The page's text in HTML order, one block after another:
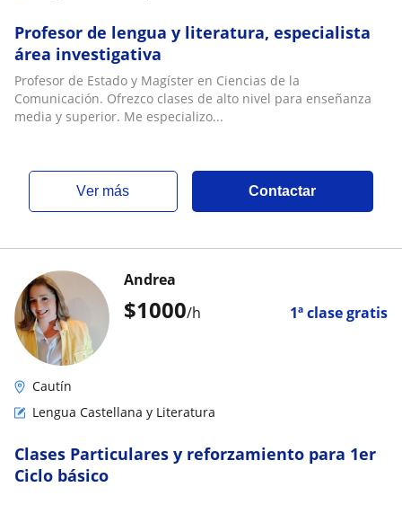
Profesor de lengua y literatura, especialista
área investigativa
Profesor de Estado y Magíster en Ciencias de la
Comunicación. Ofrezco clases de alto nivel para enseñanza
media y superior. Me especializo...
ver más Contactar
$1000/h 1ª clase gratis
Andrea
Cautín
Lengua Castellana y Literatura
Clases Particulares y reforzamiento para 1er
Ciclo básico